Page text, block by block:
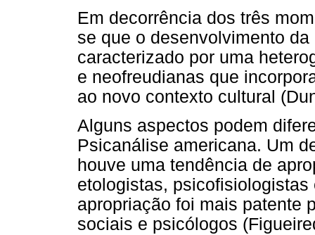
Em decorrência dos três
se que o desenvolvimento
caracterizado por uma
e neofreudianas que
ao novo contexto cultural
Alguns aspectos podem
Psicanálise americana. Um
houve uma tendência de
etologistas,
apropriação foi mais patente
sociais e psicólogos